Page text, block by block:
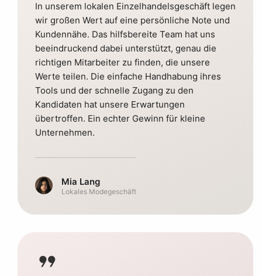
In unserem lokalen Einzelhandelsgeschäft legen
wir großen Wert auf eine persönliche Note und
Kundennähe. Das hilfsbereite Team hat uns
beeindruckend dabei unterstützt, genau die
richtigen Mitarbeiter zu finden, die unsere
Werte teilen. Die einfache Handhabung ihres
Tools und der schnelle Zugang zu den
Kandidaten hat unsere Erwartungen
übertroffen. Ein echter Gewinn für kleine
Unternehmen.
Mia Lang
Lokales Modegeschäft
format_quote